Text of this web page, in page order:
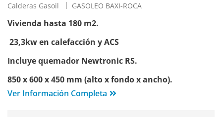
Calderas Gasoil GASOLEO BAXI-ROCA
Vivienda hasta 180 m2.
23,3kw en calefacción y ACS
Incluye quemador Newtronic RS.
850 x 600 x 450 mm (alto x fondo x ancho).
Ver Información Completa